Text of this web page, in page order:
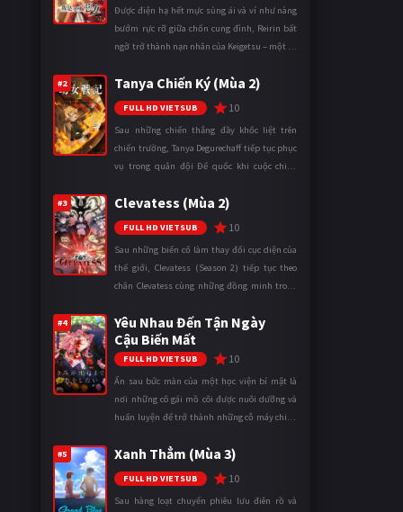
Được điện hạ hết mực sủng ái và ví như nàng
bướm rực rỡ giữa chốn cung đình, Reirin bất
ngờ trở thành nạn nhân của Keigetsu – một kẻ
thuật để hoán đổi th ...
#2 Tanya Chiến Ký (Mùa 2)
FULL HD VIETSUB 10
Sau những chiến thắng đầy khốc liệt trên
chiến trường, Tanya Degurechaff tiếp tục phục
vụ trong quân đội Đế quốc khi cuộc chiến
mặt trận. Dù sở hữu tài năn ...
#3 Clevatess (Mùa 2)
FULL HD VIETSUB 10
Sau những biến cố làm thay đổi cục diện của
thế giới, Clevatess (Season 2) tiếp tục theo
chân Clevatess cùng những đồng minh trong
loại đến bờ vực diệ ...
#4
Yêu Nhau Đến Tận Ngày
Cậu Biến Mất
FULL HD VIETSUB 10
Ẩn sau bức màn của một học viện bí mật là
nơi những cô gái mồ côi được nuôi dưỡng và
huấn luyện để trở thành những cỗ máy chiến
được xem là điều hiển nh ...
#5 Xanh Thẳm (Mùa 3)
FULL HD VIETSUB 10
Sau hàng loạt chuyến phiêu lưu điên rồ và